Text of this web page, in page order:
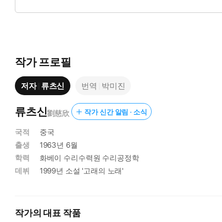
남은 시간은 단 3일. 카운트다운을 막지 못하면 지구상의 그
작가 프로필
저자 류츠신 번역 박미진
류츠신劉慈欣 작가 신간 알림 · 소식
국적
중국
출생
1963년 6월
학력
화베이 수리수력원 수리공정학
데뷔
1999년 소설 '고래의 노래'
작가의 대표 작품